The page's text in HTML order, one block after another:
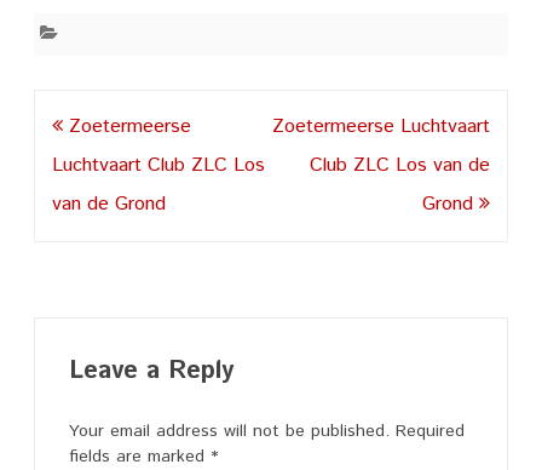
Post
navigation
Zoetermeerse
Luchtvaart Club ZLC Los
van de Grond
Zoetermeerse Luchtvaart
Club ZLC Los van de
Grond
Leave a Reply
Your email address will not be published. Required
fields are marked *